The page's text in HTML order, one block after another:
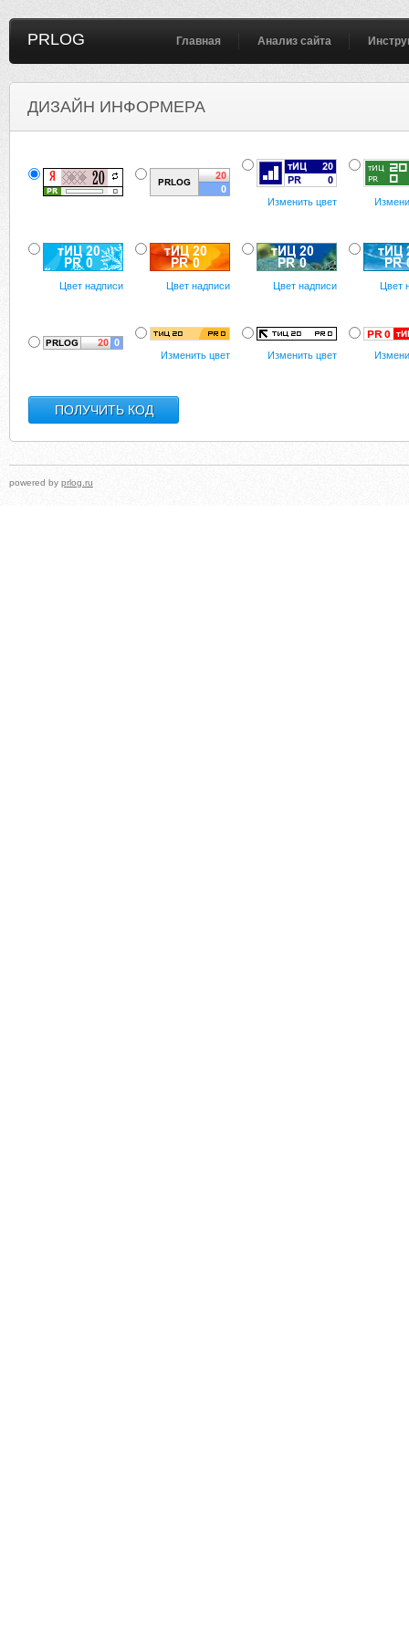
PRLOG Главная Анализ сайта
ДИЗАЙН ИНФОРМЕРА
Изменить цвет
Цвет надписи Цвет надписи Цвет надписи Цвет
Изменить цвет Изменить цвет
powered by prlog.ru